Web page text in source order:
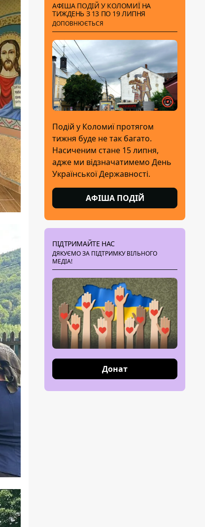
АФІША ПОДІЙ У КОЛОМИЇ НА
ТИЖДЕНЬ З 13 ПО 19 ЛИПНЯ
ДОПОВНЮЄТЬСЯ
Подій у Коломиї протягом
тижня буде не так багато.
Насиченим стане 15 липня,
адже ми відзначатимемо День
Української Державності.
АФІША ПОДІЙ
ПІДТРИМАЙТЕ НАС
ДЯКУЄМО ЗА ПІДТРИМКУ ВІЛЬНОГО
МЕДІА!
Донат